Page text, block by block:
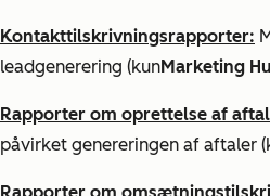
Kontakttilskrivningsrapporter:
leadgenerering (kunMarketing
Rapporter om oprettelse af
påvirket genereringen af aftaler